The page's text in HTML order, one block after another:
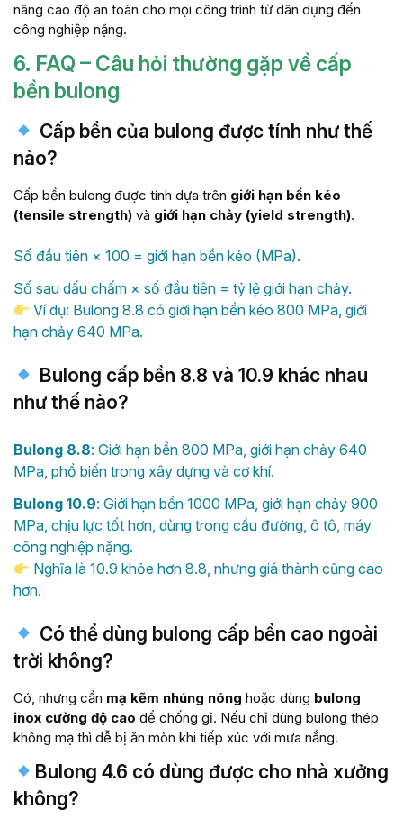
nâng cao độ an toàn cho mọi công trình từ dân dụng đến
công nghiệp nặng.
6. FAQ – Câu hỏi thường gặp về cấp
bền bulong
Cấp bền của bulong được tính như thế
nào?
Cấp bền bulong được tính dựa trên giới hạn bền kéo
(tensile strength) và giới hạn chảy (yield strength).
Số đầu tiên × 100 = giới hạn bền kéo (MPa).
Số sau dấu chấm × số đầu tiên = tỷ lệ giới hạn chảy.
Ví dụ: Bulong 8.8 có giới hạn bền kéo 800 MPa, giới
hạn chảy 640 MPa.
Bulong cấp bền 8.8 và 10.9 khác nhau
như thế nào?
Bulong 8.8: Giới hạn bền 800 MPa, giới hạn chảy 640
MPa, phổ biến trong xây dựng và cơ khí.
Bulong 10.9: Giới hạn bền 1000 MPa, giới hạn chảy 900
MPa, chịu lực tốt hơn, dùng trong cầu đường, ô tô, máy
công nghiệp nặng.
Nghĩa là 10.9 khỏe hơn 8.8, nhưng giá thành cũng cao
hơn.
Có thể dùng bulong cấp bền cao ngoài
trời không?
Có, nhưng cần mạ kẽm nhúng nóng hoặc dùng bulong
inox cường độ cao để chống gỉ. Nếu chỉ dùng bulong thép
không mạ thì dễ bị ăn mòn khi tiếp xúc với mưa nắng.
Bulong 4.6 có dùng được cho nhà xưởng
không?